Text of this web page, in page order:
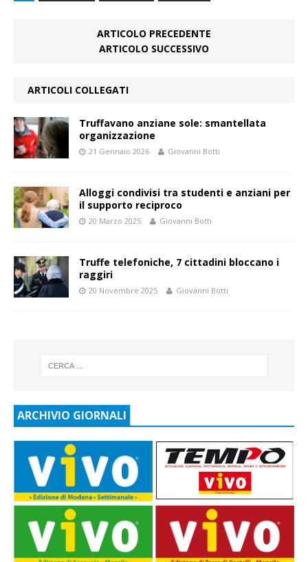
ARTICOLO PRECEDENTE
ARTICOLO SUCCESSIVO
ARTICOLI COLLEGATI
Truffavano anziane sole: smantellata
organizzazione
21 Gennaio 2026 Giovanni Botti
Alloggi condivisi tra studenti e anziani per
il supporto reciproco
20 Marzo 2025 Giovanni Botti
Truffe telefoniche, 7 cittadini bloccano i
raggiri
20 Novembre 2025 Giovanni Botti
ARCHIVIO GIORNALI